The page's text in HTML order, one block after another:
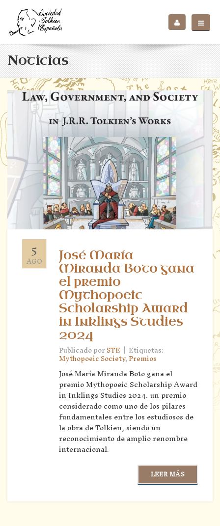
Noticias
5
AGO
José María
Miranda Boto gana
el premio
Mythopoeic
Scholarship Award
in Inklings Studies
2024
Publicado porSTE | Etiquetas:
Mythopoeic Society,Premios
José María Miranda Boto gana el
premio Mythopoeic Scholarship Award
in Inklings Studies 2024. un premio
considerado como uno de los pilares
fundamentales entre los estudiosos de
la obra de Tolkien, siendo un
reconocimiento de amplio renombre
internacional.
LEER MÁS